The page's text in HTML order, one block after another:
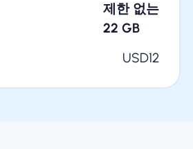
제한 없는
22 GB
USD12